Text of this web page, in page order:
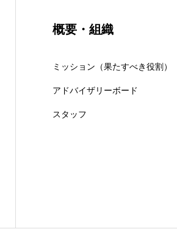
概要・組織
ミッション（果たすべき役割）
アドバイザリーボード
スタッフ